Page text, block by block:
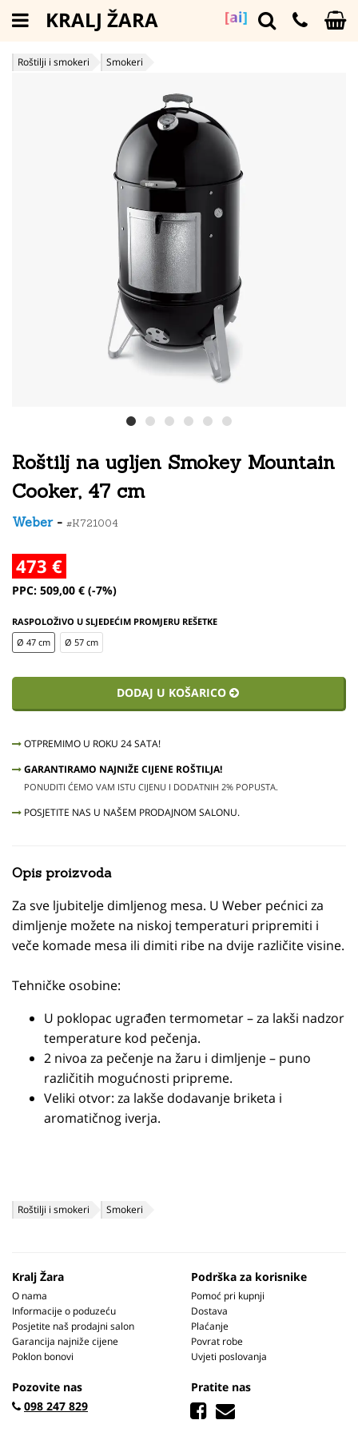
[ai]
KRALJ ŽARA
Roštilji i smokeri Smokeri
Roštilj na ugljen Smokey Mountain
Cooker, 47 cm
Weber- #K721004
473 €
PPC: 509,00 € (-7%)
RASPOLOŽIVO U SLJEDEĆIM PROMJERU REŠETKE
Ø 47 cm
Ø 57 cm
DODAJ U KOŠARICO
OTPREMIMO U ROKU 24 SATA!
GARANTIRAMO NAJNIŽE CIJENE ROŠTILJA!
PONUDITI ĆEMO VAM ISTU CIJENU I DODATNIH 2% POPUSTA.
POSJETITE NAS U NAŠEM PRODAJNOM SALONU.
Opis proizvoda
Za sve ljubitelje dimljenog mesa. U Weber pećnici za
dimljenje možete na niskoj temperaturi pripremiti i
veče komade mesa ili dimiti ribe na dvije različite visine.
Tehničke osobine:
U poklopac ugrađen termometar – za lakši nadzor
temperature kod pečenja.
2 nivoa za pečenje na žaru i dimljenje – puno
različitih mogućnosti pripreme.
Veliki otvor: za lakše dodavanje briketa i
aromatičnog iverja.
Roštilji i smokeri Smokeri
Kralj Žara
O nama
Informacije o poduzeću
Posjetite naš prodajni salon
Garancija najniže cijene
Poklon bonovi
Podrška za korisnike
Pomoć pri kupnji
Dostava
Plaćanje
Povrat robe
Uvjeti poslovanja
Pozovite nas
098 247 829
Pratite nas